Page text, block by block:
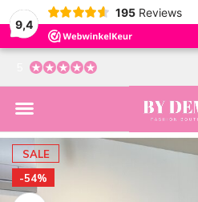
9,4
195 Reviews
SALE
-54%